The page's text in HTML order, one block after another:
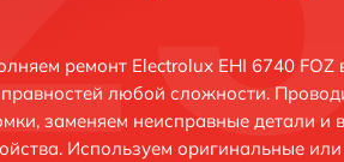
ремонт Electrolux EHI 6740 FOZ
любой сложности.
заменяем неисправные детали и
Используем оригинальные